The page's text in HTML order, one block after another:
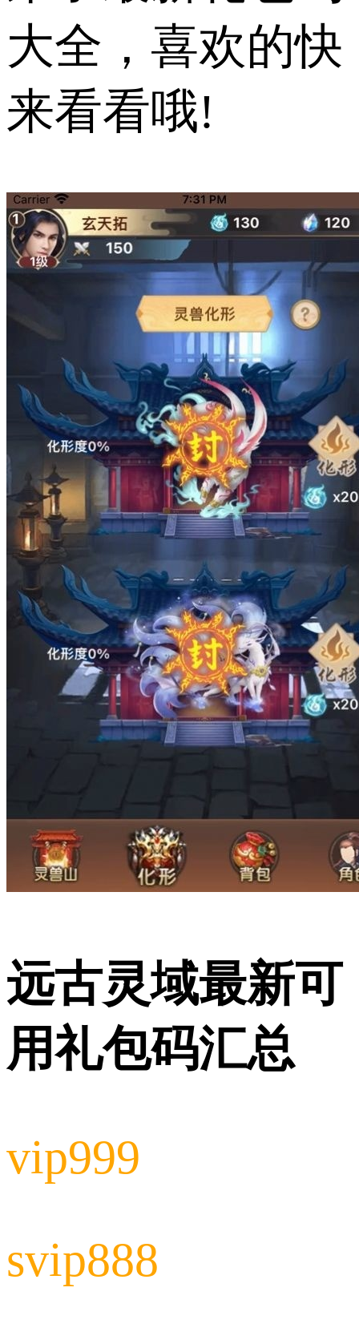
大全，喜欢的快
来看看哦!
远古灵域最新可
用礼包码汇总
vip999
svip888